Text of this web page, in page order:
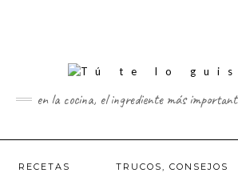
en la cocina, el ingrediente más
RECETAS TRUCOS, CONSEJOS